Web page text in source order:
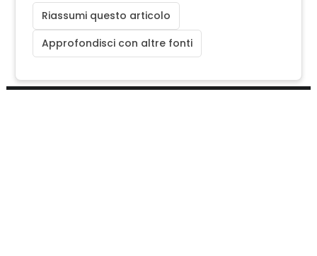
Riassumi questo articolo
Approfondisci con altre fonti